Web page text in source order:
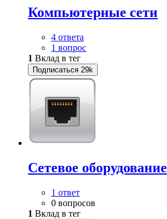
Компьютерные сети
4 ответа
1 вопрос
1 Вклад в тег
Подписаться 29k
Сетевое оборудование
1 ответ
0 вопросов
1 Вклад в тег